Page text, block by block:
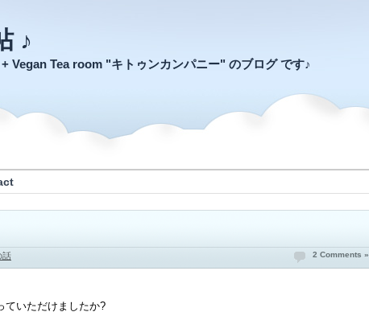
♪
Vegan Tea room "キトゥンカンパニー" のブログ です♪
話 2 Comments »
ていただけましたか?